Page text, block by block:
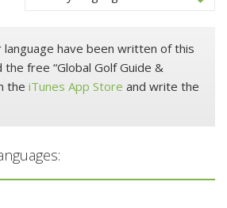
language have been written of this
free “Global Golf Guide &
the iTunes App Store and write the